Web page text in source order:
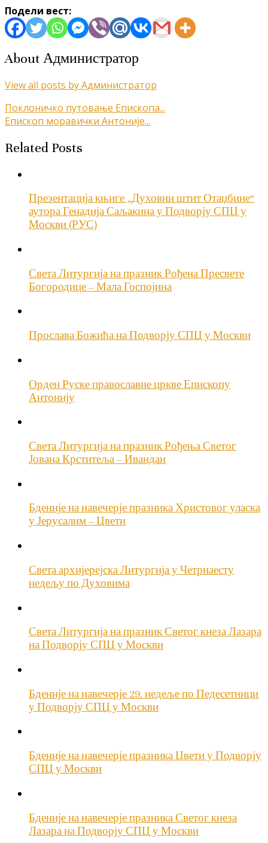
Подели вест:
About Администратор
View all posts by Администратор
Кретање
чланка
Поклоничко путовање Епископа...
Епископ моравички Антоније...
Related Posts
Презентација књиге „Духовни штит Отаџбине“
аутора Генадија Саљакина у Подворју СПЦ у
Москви (РУС)
Света Литургија на празник Рођена Пресвете
Богородице – Мала Госпојина
Прослава Божића на Подворју СПЦ у Москви
Орден Руске православне цркве Епископу
Антонију
Света Литургија на празник Рођења Светог
Јована Крститеља – Ивандан
Бденије на навечерје празника Христовог уласка
у Јерусалим – Цвети
Света архијерејска Литургија у Четрнаесту
недељу по Духовима
Света Литургија на празник Светог кнеза Лазара
на Подворју СПЦ у Москви
Бденије на навечерје 29. недеље по Педесетници
у Подворју СПЦ у Москви
Бденије на навечерје празника Цвети у Подворју
СПЦ у Москви
Бденије на навечерје празника Светог кнеза
Лазара на Подворју СПЦ у Москви